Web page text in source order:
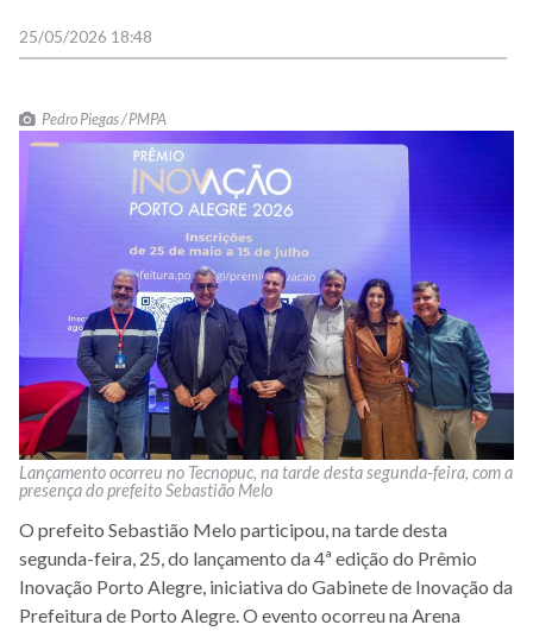
25/05/2026 18:48
Pedro Piegas / PMPA
Lançamento ocorreu no Tecnopuc, na tarde desta segunda-feira, com a
presença do prefeito Sebastião Melo
O prefeito Sebastião Melo participou, na tarde desta
segunda-feira, 25, do lançamento da 4ª edição do Prêmio
Inovação Porto Alegre, iniciativa do Gabinete de Inovação da
Prefeitura de Porto Alegre. O evento ocorreu na Arena